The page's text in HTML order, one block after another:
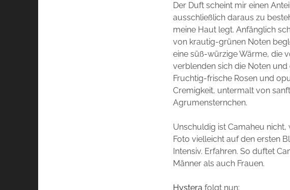
Der Duft scheint mir einen
ausschließlich daraus zu
meine Haut legt. Anfänglich
von krautig-grünen Noten
eine süß-würzige Wärme, die
verblenden sich die Noten
Fruchtig-frische Rosen und
Cremigkeit, untermalt von
Agrumensternchen.
Unschuldig ist Camaheu
Foto vielleicht auf den ersten
Intensiv. Erfahren. So duftet
Männer als auch Frauen.
Hystera folgt nun: